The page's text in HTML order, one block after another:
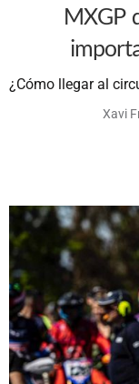
MXGP
¿Cómo llegar al
Xavi